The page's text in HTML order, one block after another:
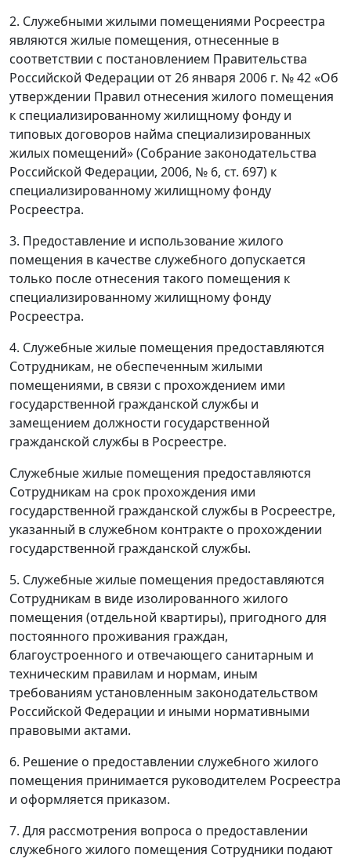
2. Служебными жилыми помещениями Росреестра
являются жилые помещения, отнесенные в
соответствии с постановлением Правительства
Российской Федерации от 26 января 2006 г. № 42 «Об
утверждении Правил отнесения жилого помещения
к специализированному жилищному фонду и
типовых договоров найма специализированных
жилых помещений» (Собрание законодательства
Российской Федерации, 2006, № 6, ст. 697) к
специализированному жилищному фонду
Росреестра.
3. Предоставление и использование жилого
помещения в качестве служебного допускается
только после отнесения такого помещения к
специализированному жилищному фонду
Росреестра.
4. Служебные жилые помещения предоставляются
Сотрудникам, не обеспеченным жилыми
помещениями, в связи с прохождением ими
государственной гражданской службы и
замещением должности государственной
гражданской службы в Росреестре.
Служебные жилые помещения предоставляются
Сотрудникам на срок прохождения ими
государственной гражданской службы в Росреестре,
указанный в служебном контракте о прохождении
государственной гражданской службы.
5. Служебные жилые помещения предоставляются
Сотрудникам в виде изолированного жилого
помещения (отдельной квартиры), пригодного для
постоянного проживания граждан,
благоустроенного и отвечающего санитарным и
техническим правилам и нормам, иным
требованиям установленным законодательством
Российской Федерации и иными нормативными
правовыми актами.
6. Решение о предоставлении служебного жилого
помещения принимается руководителем Росреестра
и оформляется приказом.
7. Для рассмотрения вопроса о предоставлении
служебного жилого помещения Сотрудники подают